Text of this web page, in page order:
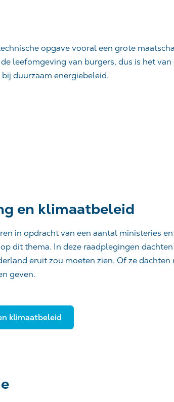
opgave vooral een grote
leefomgeving van burgers, dus is het
duurzaam energiebeleid.
en klimaatbeleid
in opdracht van een aantal ministeries
dit thema. In deze raadplegingen
eruit zou moeten zien. Of ze
geven.
klimaatbeleid